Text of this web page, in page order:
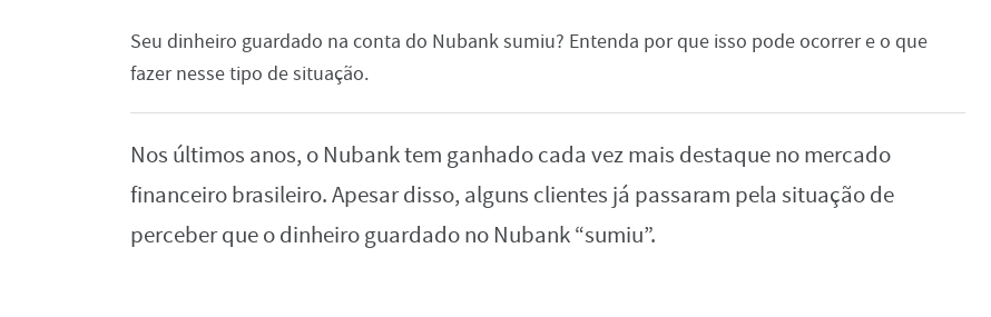
Seu dinheiro guardado na conta do Nubank sumiu? Entenda por que isso pode ocorrer e o que
fazer nesse tipo de situação.
Nos últimos anos, o Nubank tem ganhado cada vez mais destaque no mercado
financeiro brasileiro. Apesar disso, alguns clientes já passaram pela situação de
perceber que o dinheiro guardado no Nubank “sumiu”.